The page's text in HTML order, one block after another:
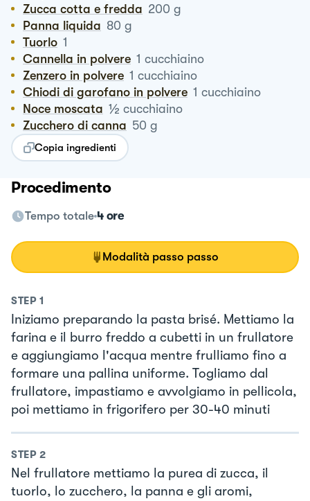
Zucca cotta e fredda 200 g
Panna liquida 80 g
Tuorlo 1
Cannella in polvere 1 cucchiaino
Zenzero in polvere 1 cucchiaino
Chiodi di garofano in polvere 1 cucchiaino
Noce moscata ½ cucchiaino
Zucchero di canna 50 g
Copia ingredienti
Procedimento
Tempo totale 4 ore
Modalità passo passo
STEP 1
Iniziamo preparando la pasta brisé. Mettiamo la
farina e il burro freddo a cubetti in un frullatore
e aggiungiamo l'acqua mentre frulliamo fino a
formare una pallina uniforme. Togliamo dal
frullatore, impastiamo e avvolgiamo in pellicola,
poi mettiamo in frigorifero per 30-40 minuti
STEP 2
Nel frullatore mettiamo la purea di zucca, il
tuorlo, lo zucchero, la panna e gli aromi,